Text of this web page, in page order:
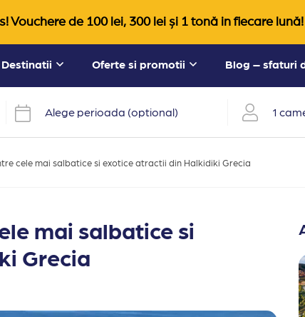
de 100 lei, 300 lei și 1 tonă in fiecare lună!
Destinatii Oferte si promotii Blog – sfaturi
Alege perioada (optional) 1
cele mai salbatice si exotice atractii din Halkidiki Grecia
mai salbatice si
Grecia